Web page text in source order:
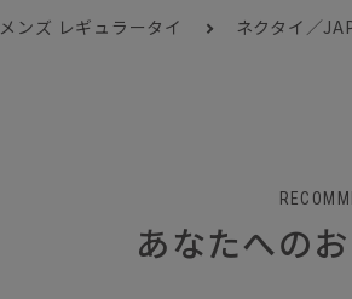
メンズ レギュラータイ ネクタイ／
あなたへの